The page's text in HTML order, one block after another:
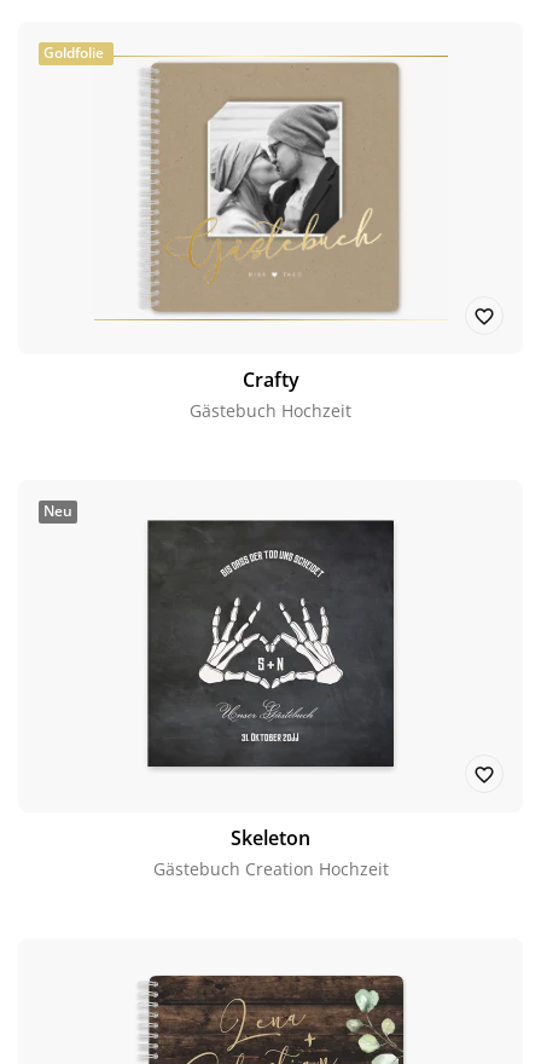
Goldfolie
Crafty
Gästebuch Hochzeit
Neu
Skeleton
Gästebuch Creation Hochzeit